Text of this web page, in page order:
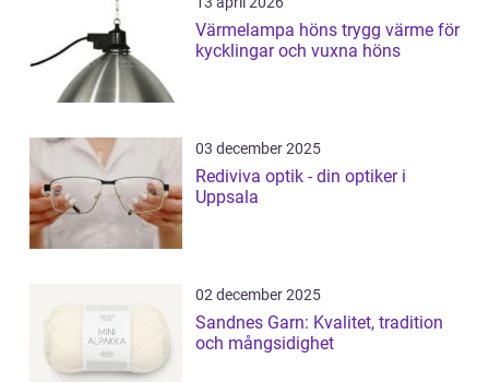
Värmelampa höns trygg värme för
kycklingar och vuxna höns
03 december 2025
Rediviva optik - din optiker i
Uppsala
02 december 2025
Sandnes Garn: Kvalitet, tradition
och mångsidighet